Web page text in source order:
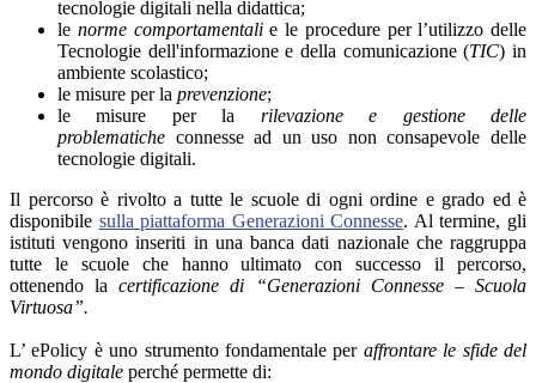
tecnologie digitali nella didattica;
le norme comportamentali e le procedure per l’utilizzo delle
Tecnologie dell'informazione e della comunicazione (TIC) in
ambiente scolastico;
le misure per la prevenzione;
le misure per la
rilevazione e gestione delle
problematiche connesse ad un uso non consapevole delle
tecnologie digitali.
Il percorso è rivolto a tutte le scuole di ogni ordine e grado ed è
disponibile sulla piattaforma Generazioni Connesse. Al termine, gli
istituti vengono inseriti in una banca dati nazionale che raggruppa
tutte le scuole che hanno ultimato con successo il percorso,
ottenendo la
certificazione di “Generazioni Connesse – Scuola
Virtuosa”.
L’ ePolicy è uno strumento fondamentale per affrontare le sfide del
mondo digitale perché permette di: